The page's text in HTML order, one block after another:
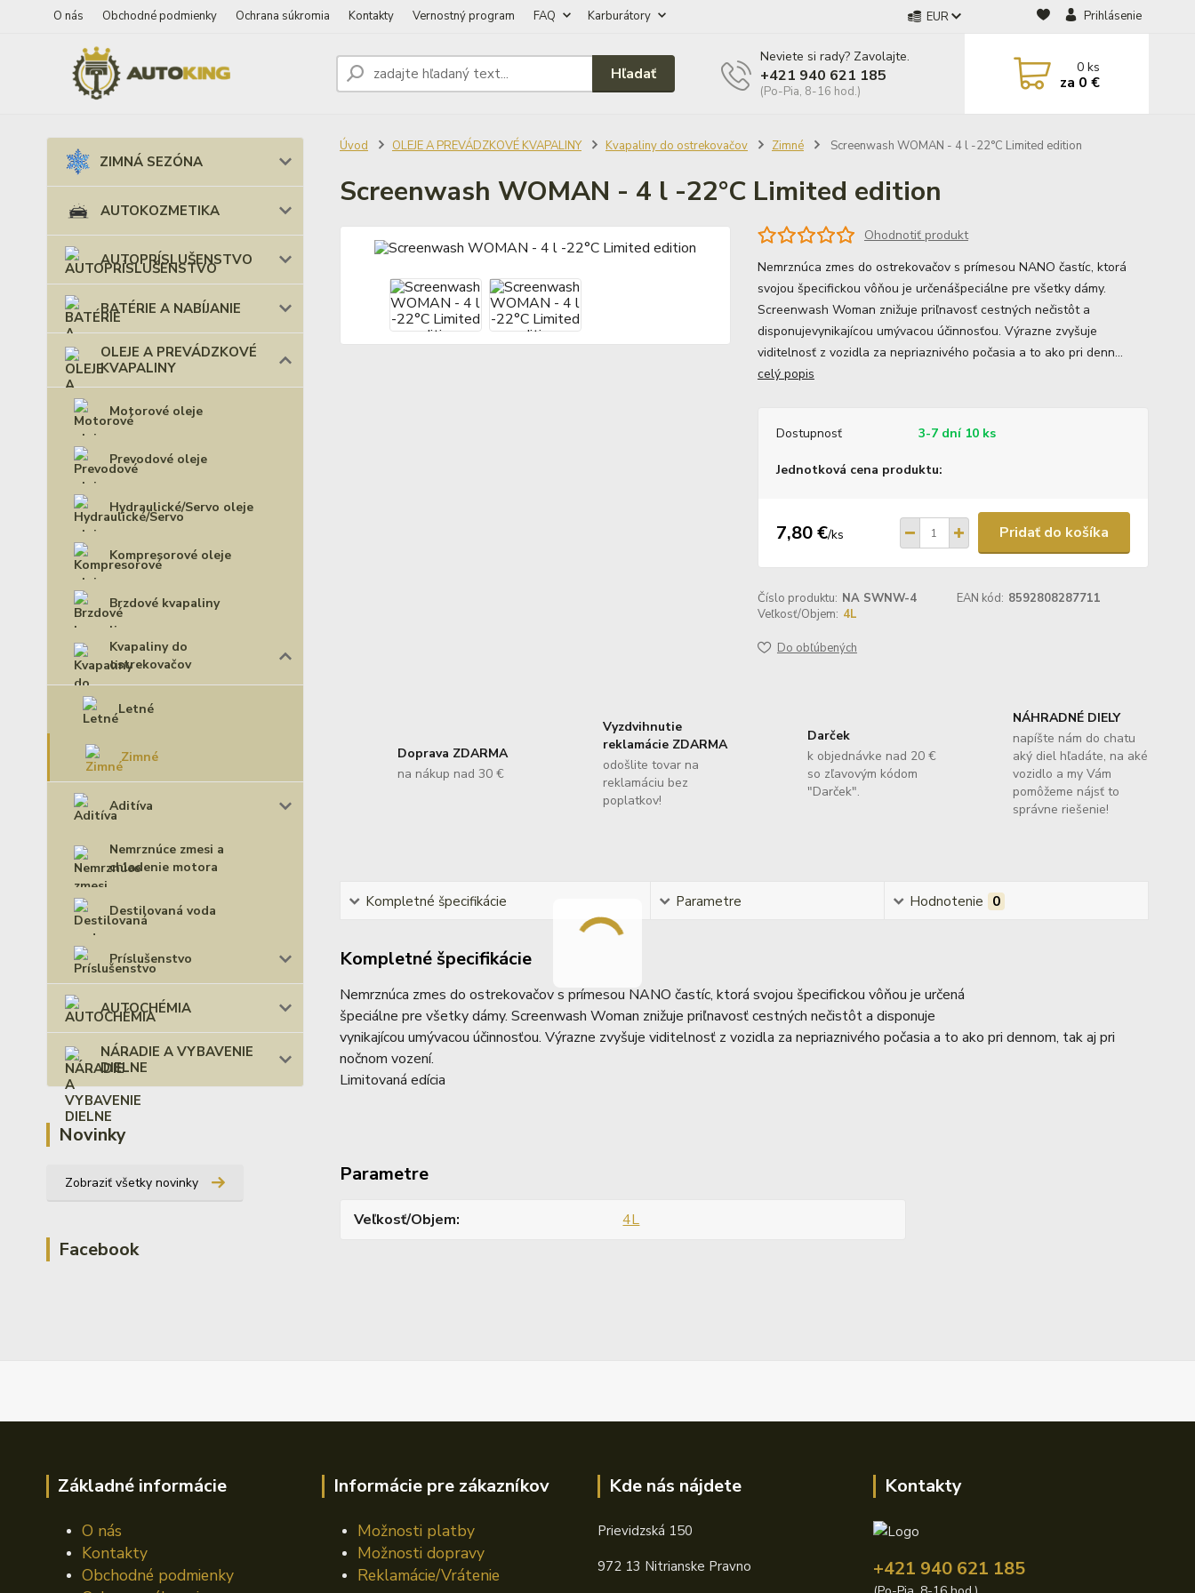
O nás Obchodné podmienky Ochrana súkromia Kontakty Vernostný program FAQ Karburátory EUR Prihlásenie
Hľadať
Neviete si rady? Zavolajte.
+421 940 621 185
(Po-Pia, 8-16 hod.)
0ks
za 0 €
ZIMNÁ SEZÓNA
AUTOKOZMETIKA
AUTOPRÍSLUŠENSTVO
BATÉRIE A NABÍJANIE
OLEJE A PREVÁDZKOVÉ
KVAPALINY
Motorové oleje
Prevodové oleje
Hydraulické/Servo oleje
Kompresorové oleje
Brzdové kvapaliny
Kvapaliny do
ostrekovačov
Letné
Zimné
Aditíva
Nemrznúce zmesi a
chladenie motora
Destilovaná voda
Príslušenstvo
AUTOCHÉMIA
NÁRADIE A VYBAVENIE
DIELNE
Novinky
Zobraziť všetky novinky
Facebook
Úvod OLEJE A PREVÁDZKOVÉ KVAPALINY Kvapaliny do ostrekovačov Zimné Screenwash WOMAN - 4 l -22°C Limited edition
Screenwash WOMAN - 4 l -22°C Limited edition
Ohodnotiť produkt
Nemrznúca zmes do ostrekovačov s prímesou NANO častíc, ktorá
svojou špecifickou vôňou je určenášpeciálne pre všetky dámy.
Screenwash Woman znižuje priľnavosť cestných nečistôt a
disponujevynikajícou umývacou účinnosťou. Výrazne zvyšuje
viditelnosť z vozidla za nepriaznivého počasia a to ako pri denn...
celý popis
Dostupnosť 3-7 dní 10 ks
Jednotková cena produktu:
7,80 €/ks Pridať do košíka
Číslo produktu: NA SWNW-4 EAN kód: 8592808287711
Veľkosť/Objem: 4L
Do obľúbených
Doprava ZDARMA
na nákup nad 30 €
Vyzdvihnutie
reklamácie ZDARMA
odošlite tovar na
reklamáciu bez
poplatkov!
Darček
k objednávke nad 20 €
so zľavovým kódom
"Darček".
NÁHRADNÉ DIELY
napíšte nám do chatu
aký diel hľadáte, na aké
vozidlo a my Vám
pomôžeme nájsť to
správne riešenie!
Kompletné špecifikácie Parametre Hodnotenie 0
Kompletné špecifikácie
Nemrznúca zmes do ostrekovačov s prímesou NANO častíc, ktorá svojou špecifickou vôňou je určená
špeciálne pre všetky dámy. Screenwash Woman znižuje priľnavosť cestných nečistôt a disponuje
vynikajícou umývacou účinnosťou. Výrazne zvyšuje viditelnosť z vozidla za nepriaznivého počasia a to ako pri dennom, tak aj pri
nočnom vození.
Limitovaná edícia
Parametre
Veľkosť/Objem 4L
Základné informácie
O nás
Kontakty
Obchodné podmienky
Informácie pre zákazníkov
Možnosti platby
Možnosti dopravy
Reklamácie/Vrátenie
Kde nás nájdete
Prievidzská 150
972 13 Nitrianske Pravno
Kontakty
+421 940 621 185